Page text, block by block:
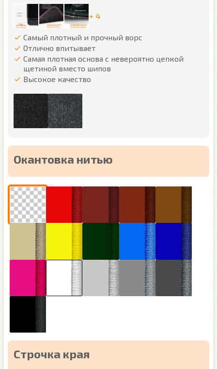
+ 4
Самый плотный и прочный ворс
Отлично впитывает
Самая плотная основа с невероятно цепкой
щетиной вместо шипов
Высокое качество
Окантовка нитью
Строчка края